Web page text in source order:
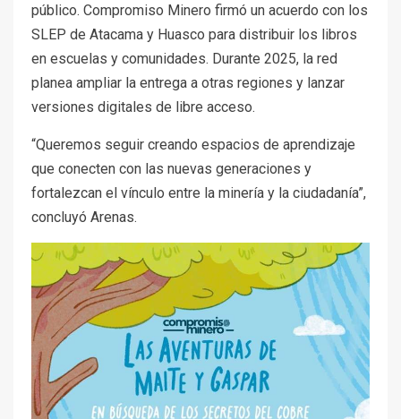
público. Compromiso Minero firmó un acuerdo con los
SLEP de Atacama y Huasco para distribuir los libros
en escuelas y comunidades. Durante 2025, la red
planea ampliar la entrega a otras regiones y lanzar
versiones digitales de libre acceso.
“Queremos seguir creando espacios de aprendizaje
que conecten con las nuevas generaciones y
fortalezcan el vínculo entre la minería y la ciudadanía”,
concluyó Arenas.